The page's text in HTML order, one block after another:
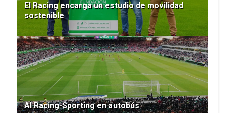
El Racing encarga un estudio de movilidad
sostenible
Al Racing-Sporting en autobús